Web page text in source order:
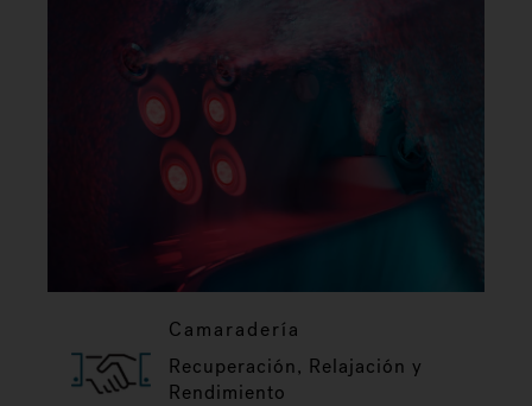
Camaradería
Recuperación, Relajación y
Rendimiento